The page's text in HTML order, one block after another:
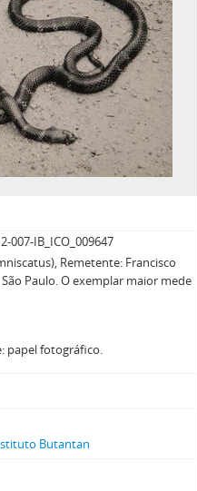
007-IB_ICO_009647
Remetente: Francisco
Paulo. O exemplar maior mede
papel fotográfico.
Butantan